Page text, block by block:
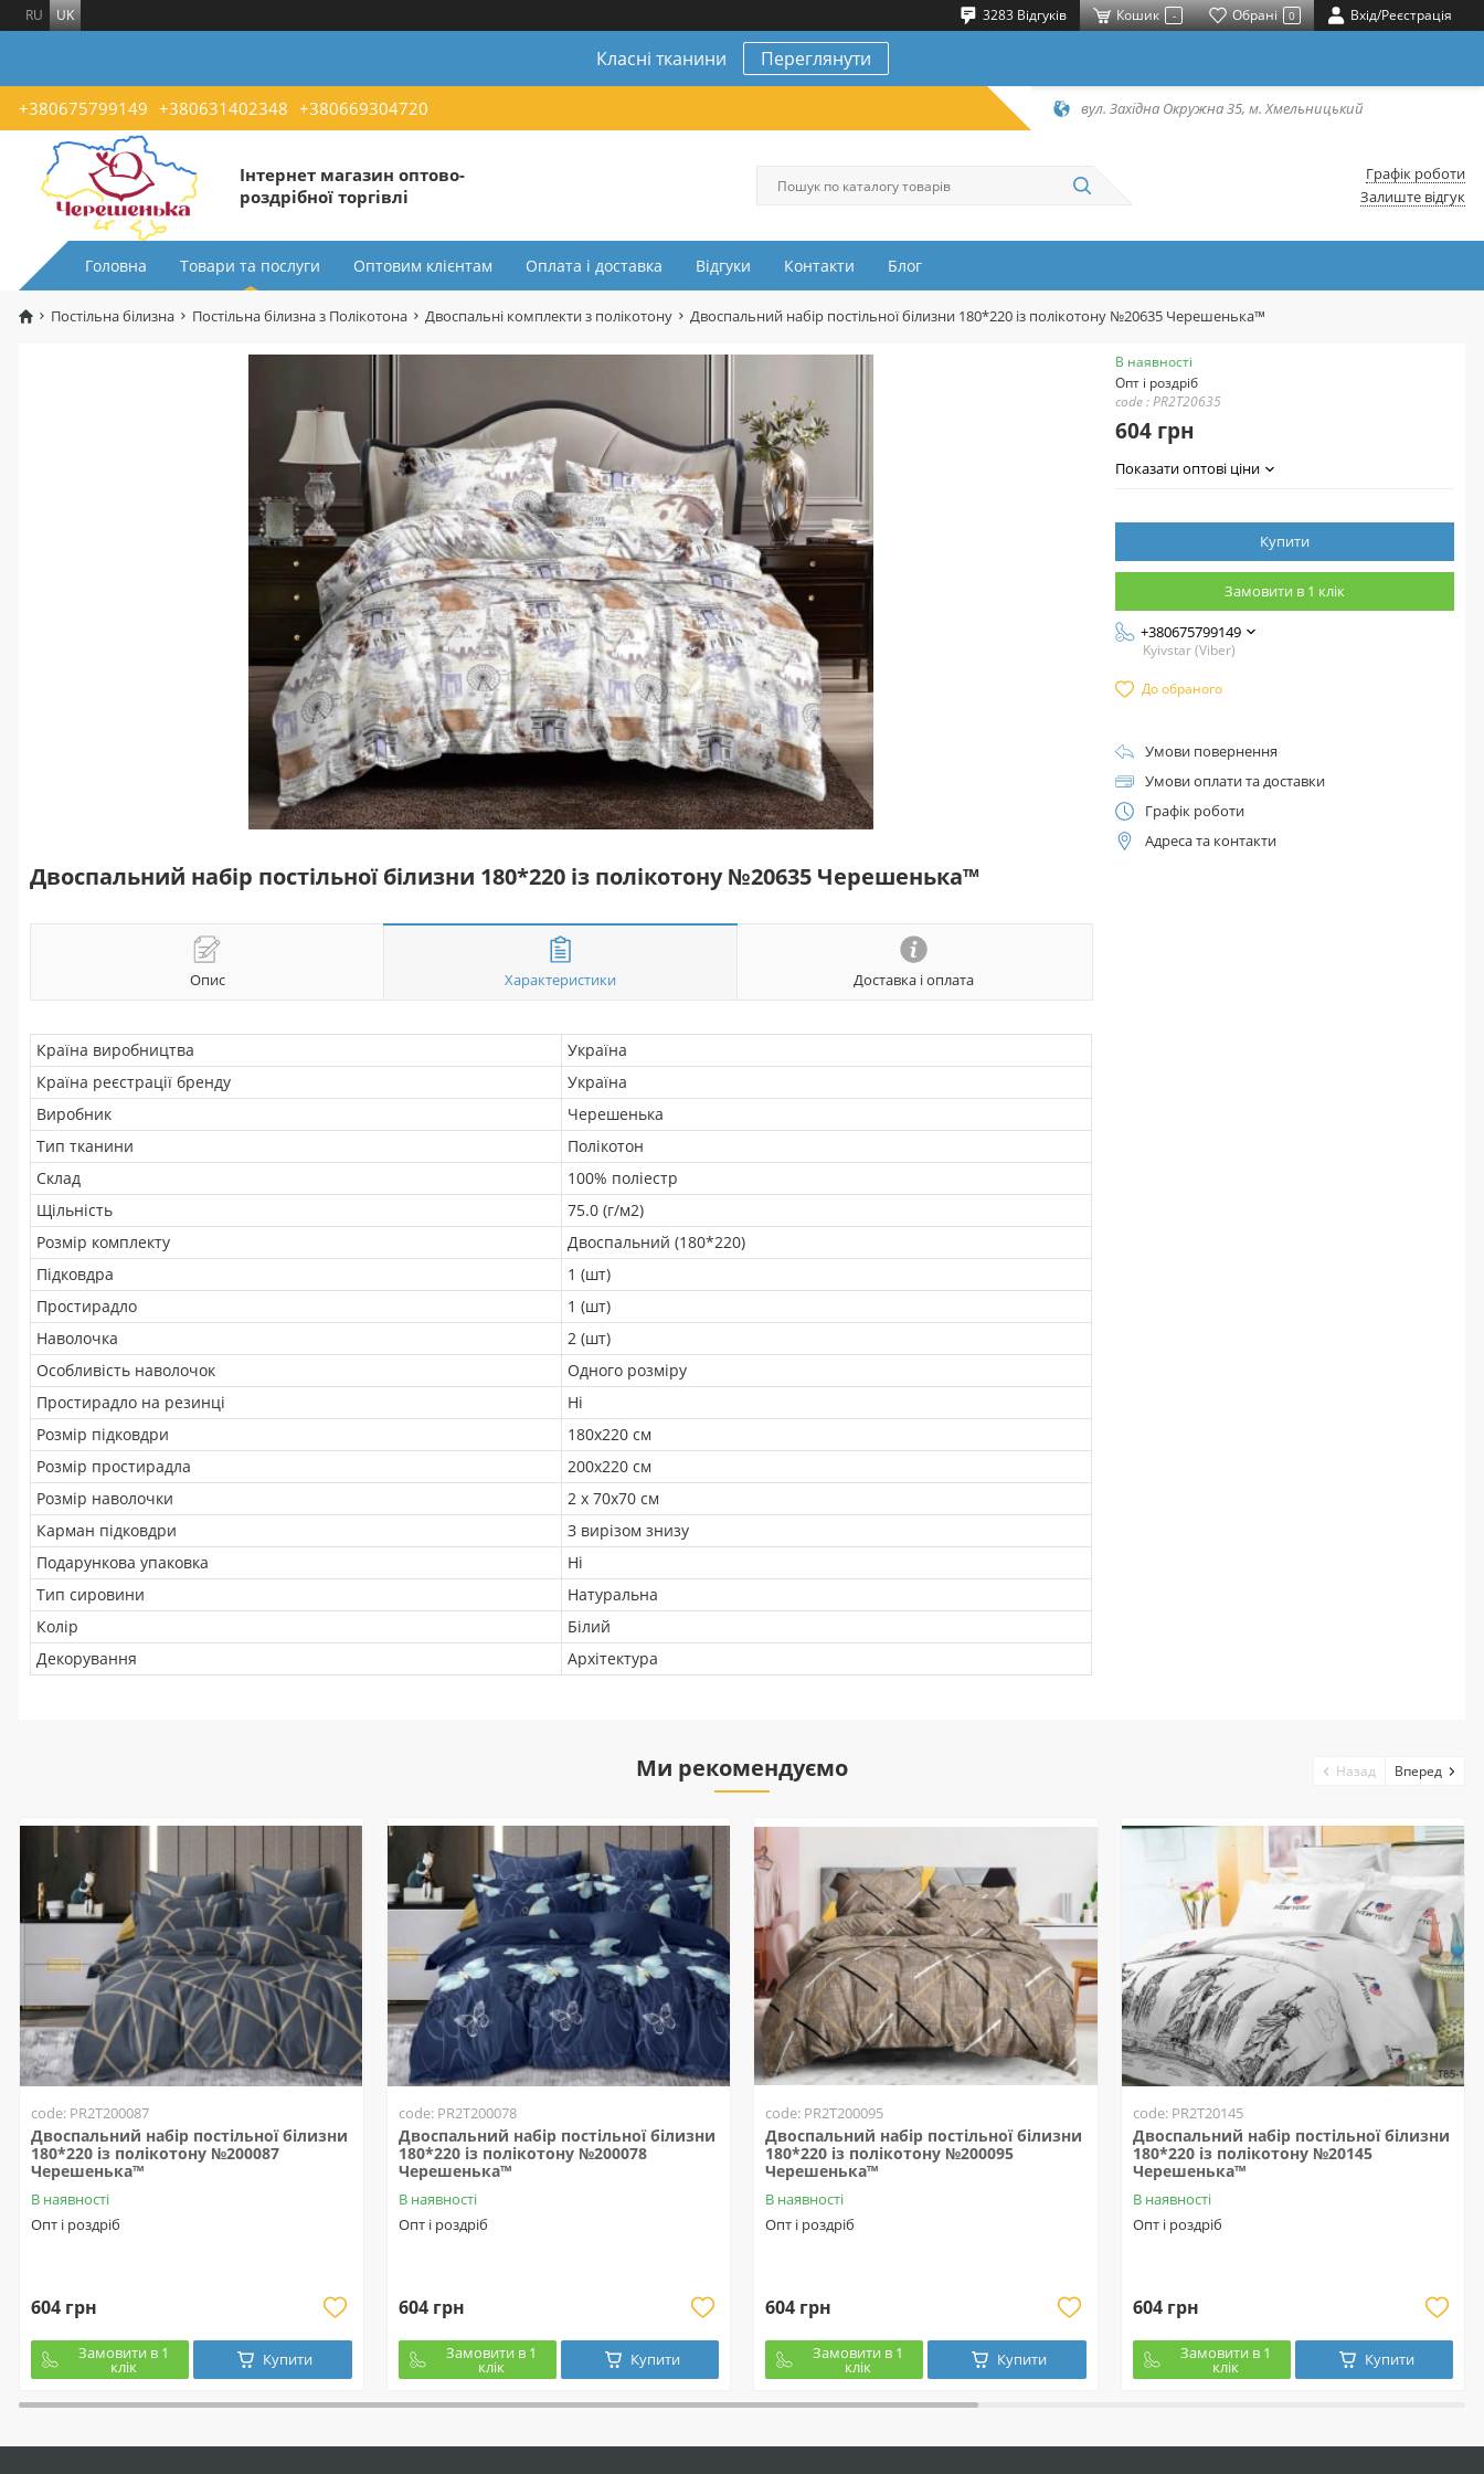
RU UK 3283 Відгуків Кошик - Обрані 0 Вхід/Реєстрація
Класні тканини Переглянути
+380675799149 +380631402348 +380669304720 вул. Західна Окружна 35, м. Хмельницький
Інтернет магазин оптово-
роздрібної торгівлі
Графік роботи
Залиште відгук
Головна Товари та послуги Оптовим клієнтам Оплата і доставка Відгуки Контакти Блог
Постільна білизна Постільна білизна з Полікотона Двоспальні комплекти з полікотону Двоспальний набір постільної білизни 180*220 із полікотону №20635 Черешенька™
Двоспальний набір постільної білизни 180*220 із полікотону №20635 Черешенька™
Опис Характеристики Доставка і оплата
Країна виробництва
Україна
Країна реєстрації бренду
Україна
Виробник
Черешенька
Тип тканини
Полікотон
Склад
100% поліестр
Щільність
75.0 (г/м2)
Розмір комплекту
Двоспальний (180*220)
Підковдра
1 (шт)
Простирадло
1 (шт)
Наволочка
2 (шт)
Особливість наволочок
Одного розміру
Простирадло на резинці
Ні
Розмір підковдри
180х220 см
Розмір простирадла
200х220 см
Розмір наволочки
2 х 70х70 см
Карман підковдри
З вирізом знизу
Подарункова упаковка
Ні
Тип сировини
Натуральна
Колір
Білий
Декорування
Архітектура
В наявності
Опт і роздріб
code : PR2T20635
604 грн
Показати оптові ціни
Купити
Замовити в 1 клік
+380675799149
Kyivstar (Viber)
До обраного
Умови повернення
Умови оплати та доставки
Графік роботи
Адреса та контакти
Ми рекомендуємо
code: PR2T200087
Двоспальний набір постільної білизни
180*220 із полікотону №200087
Черешенька™
В наявності
Опт і роздріб
604 грн
Замовити в 1
клік Купити
code: PR2T200078
Двоспальний набір постільної білизни
180*220 із полікотону №200078
Черешенька™
В наявності
Опт і роздріб
604 грн
Замовити в 1
клік Купити
code: PR2T200095
Двоспальний набір постільної білизни
180*220 із полікотону №200095
Черешенька™
В наявності
Опт і роздріб
604 грн
Замовити в 1
клік Купити
code: PR2T20145
Двоспальний набір постільної білизни
180*220 із полікотону №20145
Черешенька™
В наявності
Опт і роздріб
604 грн
Замовити в 1
клік Купити
Назад Вперед